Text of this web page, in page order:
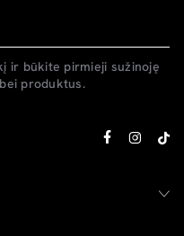
ir būkite pirmieji sužinoję
produktus.